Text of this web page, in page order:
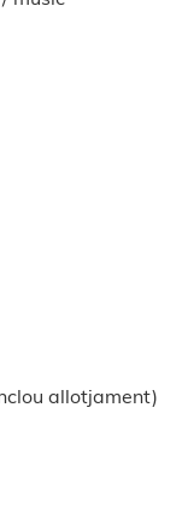
allotjament)